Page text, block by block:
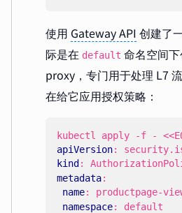
使用 Gateway API 创建了
际是在 default 命名空间
proxy，专门用于处理 L7 流
在给它应用授权策略：
kubectl apply -f -
apiVersion:
kind :
metadata:
name:
productpage-
namespace:
default